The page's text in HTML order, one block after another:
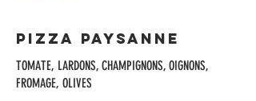
Pizza Paysanne
TOMATE, LARDONS, CHAMPIGNONS, OIGNONS,
FROMAGE, OLIVES